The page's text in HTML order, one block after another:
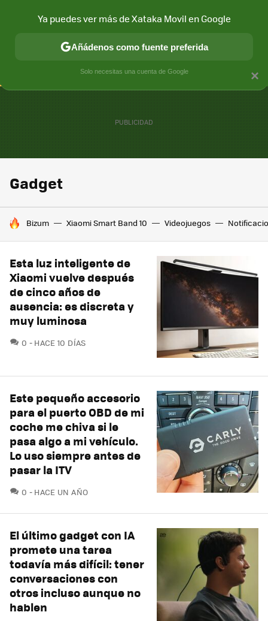
CONECTIVIDAD MÓVIL Y SOCIEDAD APLICACIONES
Gadget
HOY SE HABLA DE
Bizum Xiaomi Smart Band 10 Videojuegos
Esta luz inteligente de
Xiaomi vuelve después
de cinco años de
ausencia: es discreta y
muy luminosa
0 COMENTARIOS
HACE 10 DÍAS
Este pequeño accesorio
para el puerto OBD de mi
coche me chiva si le
pasa algo a mi vehículo.
Lo uso siempre antes de
pasar la ITV
0 COMENTARIOS
HACE UN AÑO
El último gadget con IA
promete una tarea
todavía más difícil: tener
conversaciones con
otros incluso aunque no
hablen
×
Ya puedes ver más de Xataka Movil en Google
Añádenos como fuente preferida
Solo necesitas una cuenta de Google